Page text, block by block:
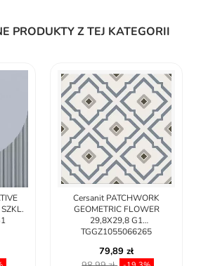
PRODUKTY Z TEJ KATEGORII
Cersanit PATCHWORK
GEOMETRIC FLOWER
29,8X29,8 G1
TGGZ1055066265
79,89 zł